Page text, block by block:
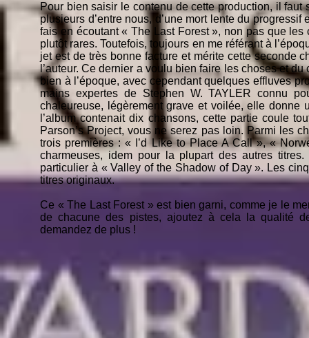
Pour bien saisir le contenu de cette production, il faut
plusieurs d’entre nous, d’une mort lente du
fais en écoutant « The Last Forest », non pas que
plutôt rares. Toutefois, toujours en me référant à
jet est de très bonne facture et mérite cette seconde
l’auteur. Ce dernier a voulu bien faire les choses et
bien à l’époque, avec cependant quelques effluves
mains expertes de Stephen W. TAYLER connu
chaleureuse, légèrement grave et voilée, elle donne
l’album contenait dix chansons, cette partie coule
Parson’s Project, vous ne serez pas loin. Parmi les
trois premières : « I’d Like to Place A Call », «
charmeuses, idem pour la plupart des autres
particulier à « Valley of the Shadow of Day ». Les
titres originaux.
Ce « The Last Forest » est bien garni, comme je le
de chacune des pistes, ajoutez à cela la qualité
demandez de plus !